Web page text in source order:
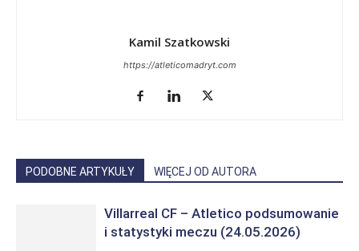
Kamil Szatkowski
https://atleticomadryt.com
PODOBNE ARTYKUŁY WIĘCEJ OD AUTORA
Villarreal CF – Atletico podsumowanie
i statystyki meczu (24.05.2026)